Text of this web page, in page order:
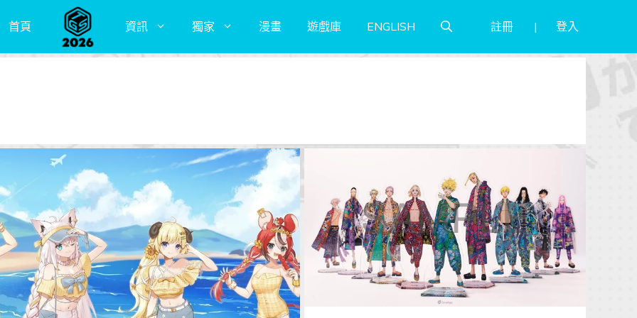
首頁 資訊 獨家 漫畫 遊戲庫 ENGLISH 註冊 登入